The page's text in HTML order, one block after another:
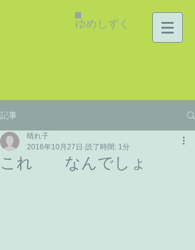
ゆめしずく
記事
これ なんでしょ
晴れ子
2016年10月27日 読了時間: 1分